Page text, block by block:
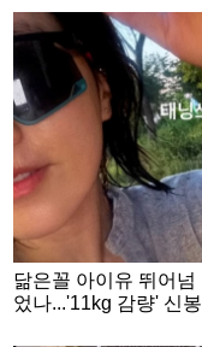
남][별별TV]
닮은꼴 아이유 뛰어넘
었나...'11kg 감량' 신봉